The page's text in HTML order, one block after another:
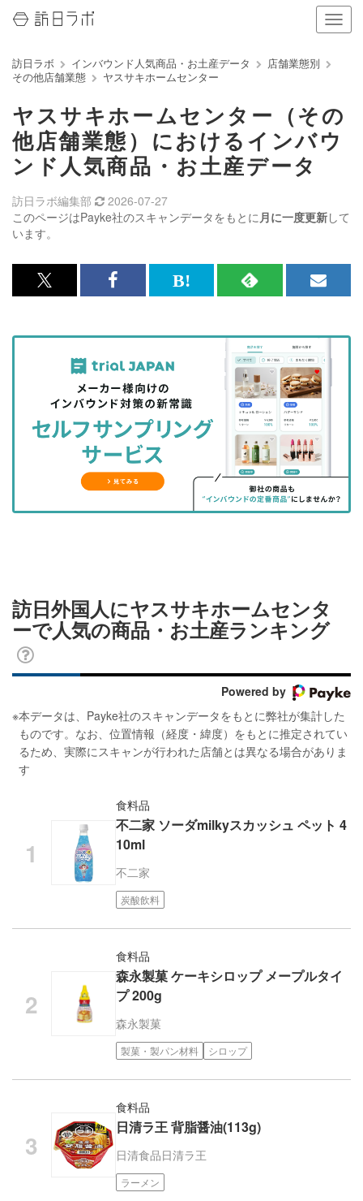
ナ
ビ
ン
の
表
り
る
訪日ラボ インバウンド人気商品・お土産データ
店舗業態別
その他店舗業態
ヤスサキホームセンター
ヤスサキホームセンター（その
他店舗業態）におけるインバウ
ンド人気商品・お土産データ
このページはPayke社のスキャンデータをもとに月に一度更新して
います。
訪日ラボ編集部 2026-07-27
x<br>
記
を
シ
ェ
る
Facebook<br>
記
事
を
シ
ェ
ア
す
る
は
な
ッ
ク
マ
に
RSS
記
事
を
購
読
す
る
メ
マ
ガ
登
録
す
る
訪日外国人にヤスサキホームセンタ
ーで人気の商品・お土産ランキング
Powered by
※本データは、Payke社のスキャンデータをもとに弊社が集計した
ものです。なお、位置情報（経度・緯度）をもとに推定されてい
るため、実際にスキャンが行われた店舗とは異なる場合がありま
す
食料品
不二家 ソーダmilkyスカッシュ ペット 4
10ml
不二家
炭酸飲料
食料品
森永製菓 ケーキシロップ メープルタイ
プ 200g
森永製菓
製菓・製パン材料 シロップ
食料品
日清ラ王 背脂醤油(113g)
日清食品日清ラ王
ラーメン